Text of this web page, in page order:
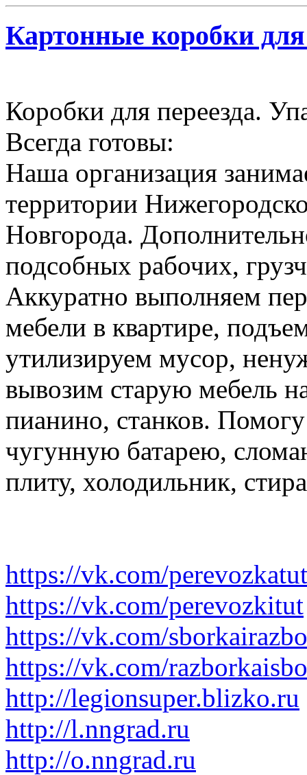
Картонные коробки для
Коробки для переезда.
Всегда готовы:
Наша организация
территории
Новгорода.
подсобных рабочих,
Аккуратно выполняем
мебели в квартире,
утилизируем мусор,
вывозим старую мебель
пианино, станков.
чугунную батарею,
плиту, холодильник,
https://vk.com/perevozkatut
https://vk.com/perevozkitut
https://vk.com/
https://vk.com/
http://legionsuper.blizko.ru
http://l.nngrad.ru
http://o.nngrad.ru